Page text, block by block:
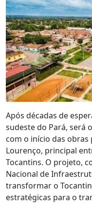
Após décadas de
sudeste do Pará, será
com o início das
Lourenço, principal
Tocantins. O projeto,
Nacional de
transformar o
estratégicas para o